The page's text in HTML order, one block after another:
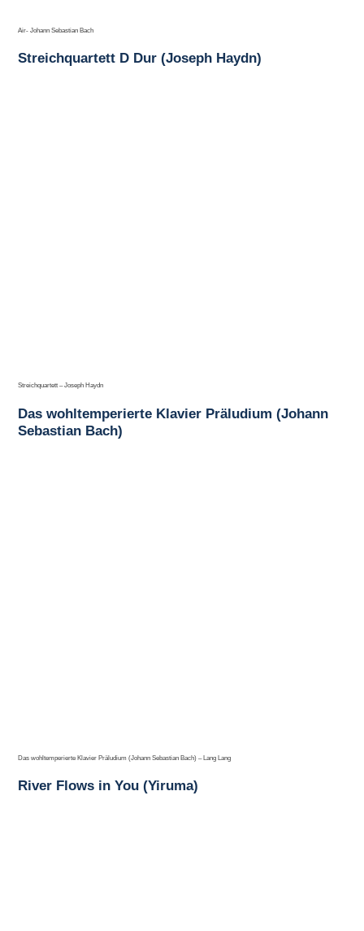
Air- Johann Sebastian Bach
Streichquartett D Dur (Joseph Haydn)
Streichquartett – Joseph Haydn
Das wohltemperierte Klavier Präludium (Johann
Sebastian Bach)
Das wohltemperierte Klavier Präludium (Johann Sebastian Bach) – Lang Lang
River Flows in You (Yiruma)